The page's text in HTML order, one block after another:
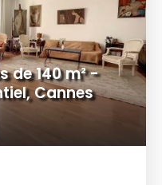
de 140 m² -
Cannes